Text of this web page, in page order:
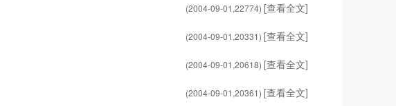
(2004-09-01,22774) [查看全文]
(2004-09-01,20331) [查看全文]
(2004-09-01,20618) [查看全文]
(2004-09-01,20361) [查看全文]